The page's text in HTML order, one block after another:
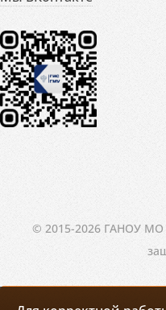
© 2015-2026 ГАНОУ МО